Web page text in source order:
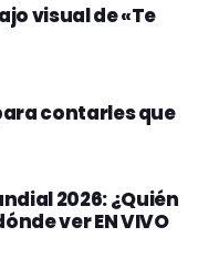
visual de «Te
contarles que
2026: ¿Quién
ver EN VIVO